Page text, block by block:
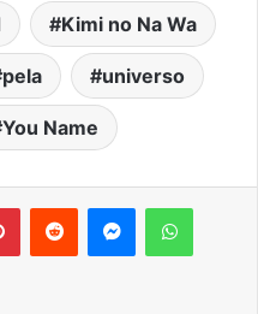
Kimi no Na Wa
pela universo
You Name
PinterestReddit Messenger